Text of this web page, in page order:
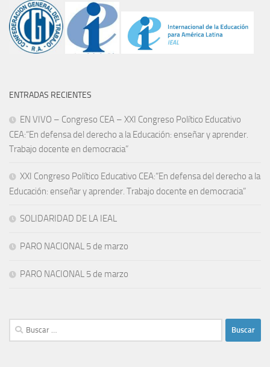
ENTRADAS RECIENTES
EN VIVO – Congreso CEA – XXI Congreso Político Educativo
CEA:“En defensa del derecho a la Educación: enseñar y aprender.
Trabajo docente en democracia”
XXI Congreso Político Educativo CEA:“En defensa del derecho a la
Educación: enseñar y aprender. Trabajo docente en democracia”
SOLIDARIDAD DE LA IEAL
PARO NACIONAL 5 de marzo
PARO NACIONAL 5 de marzo
Buscar: